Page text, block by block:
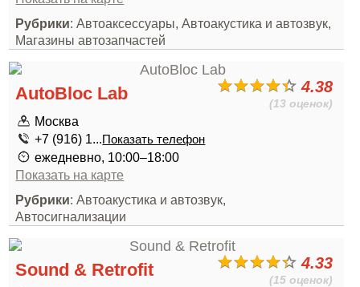
Рубрики: Автоаксессуары, Автоакустика и автозвук,
Магазины автозапчастей
4.38
(13 оценок)
AutoBloc Lab
Москва
+7 (916) 1...Показать телефон
ежедневно, 10:00–18:00
Показать на карте
Рубрики: Автоакустика и автозвук,
Автосигнализации
4.33
(15 оценок)
Sound & Retrofit